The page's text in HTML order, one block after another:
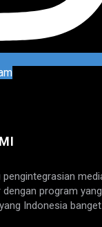
pengintegrasian
program yang
Indonesia